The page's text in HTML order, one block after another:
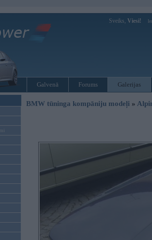
Sveiks, Viesi!
Galvenā Forums Galerijas
BMW tūninga kompāniju modeļi »